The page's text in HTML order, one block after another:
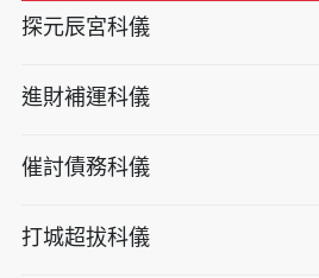
探元辰宮科儀
進財補運科儀
催討債務科儀
打城超拔科儀